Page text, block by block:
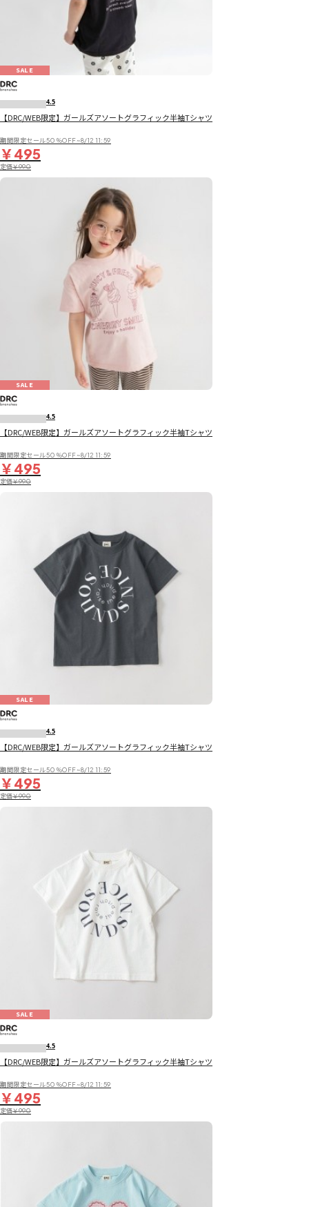
SALE
4.5
【DRC/WEB限定】ガールズアソートグラフィック半袖Tシャツ
期間限定セール50％OFF~8/12 11:59
￥495
定価￥990
SALE
4.5
【DRC/WEB限定】ガールズアソートグラフィック半袖Tシャツ
期間限定セール50％OFF~8/12 11:59
￥495
定価￥990
SALE
4.5
【DRC/WEB限定】ガールズアソートグラフィック半袖Tシャツ
期間限定セール50％OFF~8/12 11:59
￥495
定価￥990
SALE
4.5
【DRC/WEB限定】ガールズアソートグラフィック半袖Tシャツ
期間限定セール50％OFF~8/12 11:59
￥495
定価￥990